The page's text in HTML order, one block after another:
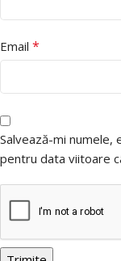
Email *
Salvează-mi numele,
pentru data viitoare